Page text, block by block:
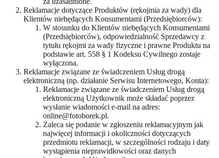
Reklamacje dotyczące Produktów (rękojmia za wady) dla
Klientów niebędących Konsumentami (Przedsiębiorców):
W stosunku do Klientów niebędących Konsumentami
(Przedsiębiorców), odpowiedzialność Sprzedawcy z
tytułu rękojmi za wady fizyczne i prawne Produktu na
podstawie art. 558 § 1 Kodeksu Cywilnego zostaje
wyłączona.
Reklamacje związane ze świadczeniem Usług drogą
elektroniczną (np. działanie Serwisu Internetowego, Konta):
Reklamacje związane ze świadczeniem Usług drogą
elektroniczną Użytkownik może składać poprzez
wysłanie wiadomości e-mail na adres:
online@fotoborek.pl.
Zaleca się podanie w zgłoszeniu reklamacyjnym jak
najwięcej informacji i okoliczności dotyczących
przedmiotu reklamacji, w szczególności rodzaju i daty
wystąpienia nieprawidłowości oraz danych